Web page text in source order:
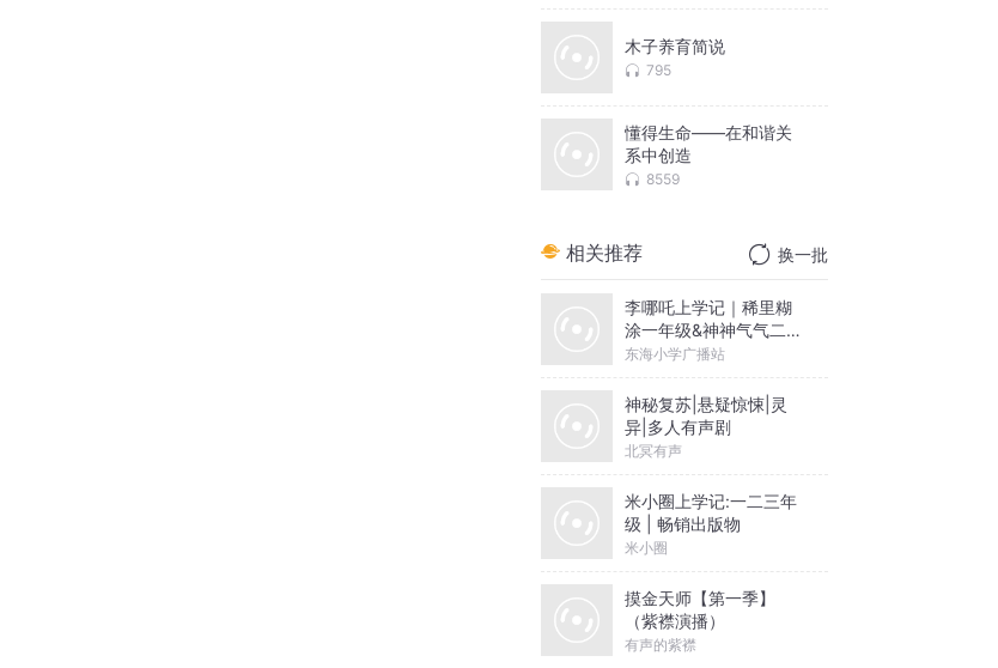
木子养育简说
795
懂得生命——在和谐关
系中创造
8559
相关推荐 换一批
李哪吒上学记｜稀里糊
涂一年级&神神气气二年
级
东海小学广播站
神秘复苏|悬疑惊悚|灵
异|多人有声剧
北冥有声
米小圈上学记:一二三年
级 | 畅销出版物
米小圈
摸金天师【第一季】
（紫襟演播）
有声的紫襟